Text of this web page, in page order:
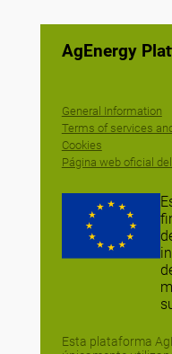
AgEnergy
General Information
Terms of services
Cookies
Página web oficial
Esta plataforma